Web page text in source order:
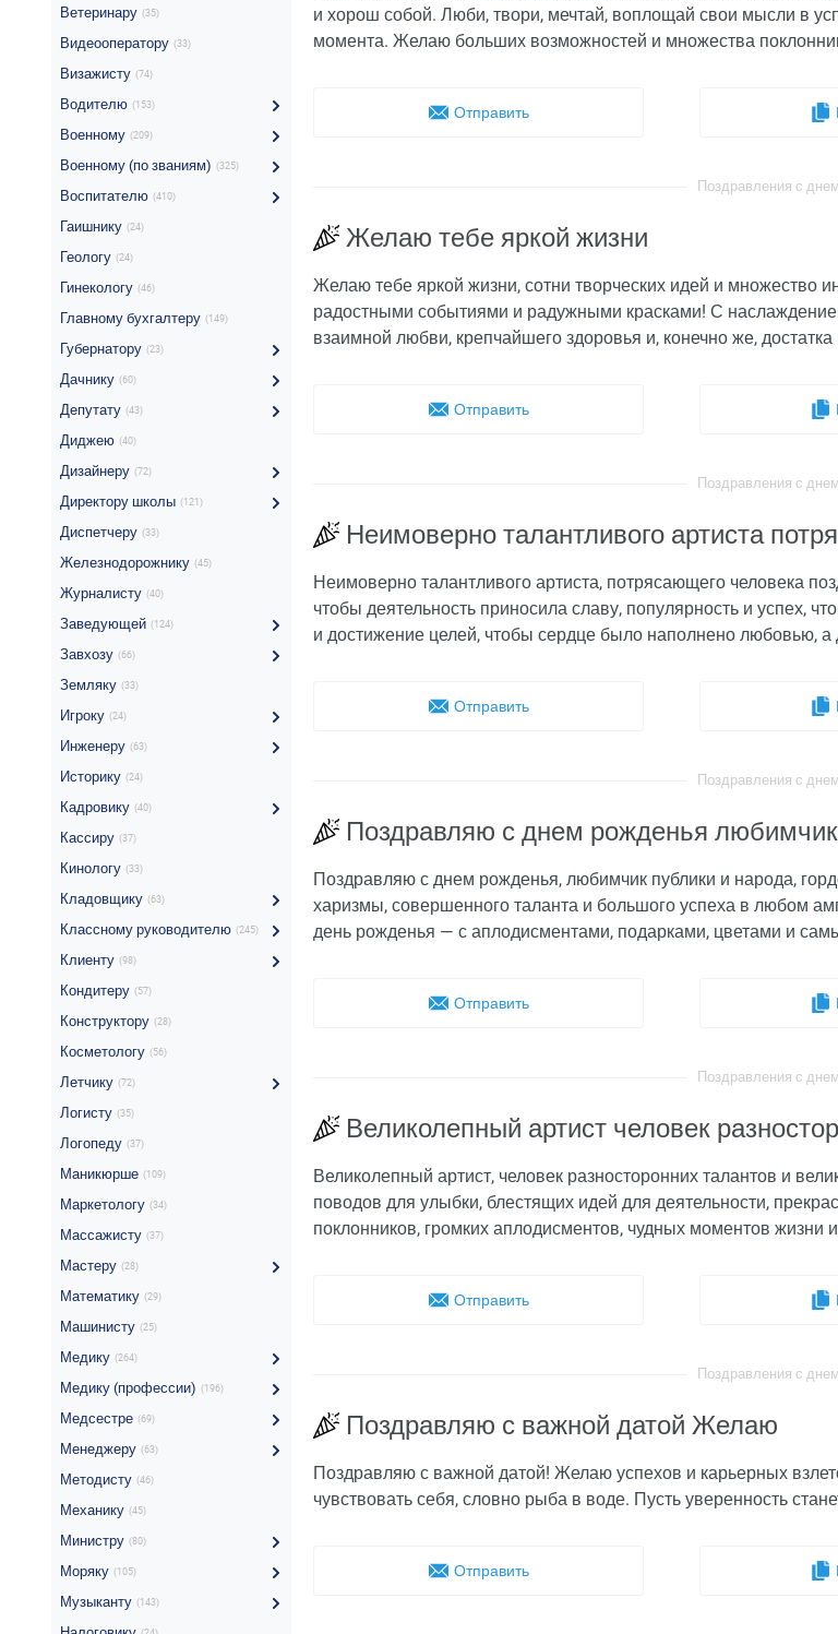
Ветеринару (35)
Видеооператору (33)
Визажисту (74)
Водителю (153)
Военному (209)
Военному (по званиям) (325)
Воспитателю (410)
Гаишнику (24)
Геологу (24)
Гинекологу (46)
Главному бухгалтеру (149)
Губернатору (23)
Дачнику (60)
Депутату (43)
Диджею (40)
Дизайнеру (72)
Директору школы (121)
Диспетчеру (33)
Железнодорожнику (45)
Журналисту (40)
Заведующей (124)
Завхозу (66)
Земляку (33)
Игроку (24)
Инженеру (63)
Историку (24)
Кадровику (40)
Кассиру (37)
Кинологу (33)
Кладовщику (63)
Классному руководителю (245)
Клиенту (98)
Кондитеру (57)
Конструктору (28)
Косметологу (56)
Летчику (72)
Логисту (35)
Логопеду (37)
Маникюрше (109)
Маркетологу (34)
Массажисту (37)
Мастеру (28)
Математику (29)
Машинисту (25)
Медику (264)
Медику (профессии) (196)
Медсестре (69)
Менеджеру (63)
Методисту (46)
Механику (45)
Министру (80)
Моряку (105)
Музыканту (143)
и хорош собой. Люби, твори, мечтай, воплощай свои мысли в
момента. Желаю больших возможностей и множества
Отправить
Поздравления с
Желаю тебе яркой жизни
Желаю тебе яркой жизни, сотни творческих идей и множество
радостными событиями и радужными красками! С
взаимной любви, крепчайшего здоровья и, конечно же,
Отправить
Поздравления с
Неимоверно талантливого артиста
Неимоверно талантливого артиста, потрясающего человека
чтобы деятельность приносила славу, популярность и успех,
и достижение целей, чтобы сердце было наполнено любовью,
Отправить
Поздравления с
Поздравляю с днем рожденья любимчик
Поздравляю с днем рожденья, любимчик публики и народа,
харизмы, совершенного таланта и большого успеха в любом
день рожденья — с аплодисментами, подарками, цветами и
Отправить
Поздравления с
Великолепный артист человек
Великолепный артист, человек разносторонних талантов и
поводов для улыбки, блестящих идей для деятельности,
поклонников, громких аплодисментов, чудных моментов жизни
Отправить
Поздравления с
Поздравляю с важной датой Желаю
Поздравляю с важной датой! Желаю успехов и карьерных
чувствовать себя, словно рыба в воде. Пусть уверенность
Отправить